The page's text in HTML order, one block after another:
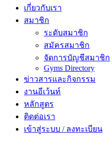
เกี่ยวกับเรา
สมาชิก
ระดับสมาชิก
สมัครสมาชิก
จัดการบัญชีสมาชิก
Gyms Directory
ข่าวสารและกิจกรรม
งานอีเว้นท์
หลักสูตร
ติดต่อเรา
เข้าสู่ระบบ / ลงทะเบียน